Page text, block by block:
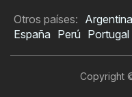
Otros países: Argentina
España Perú Portugal
Copyright